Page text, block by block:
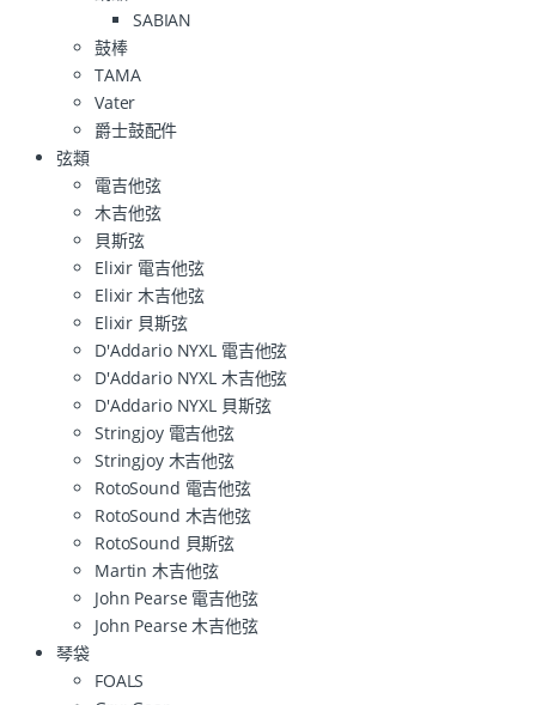
SABIAN
鼓棒
TAMA
Vater
爵士鼓配件
弦類
電吉他弦
木吉他弦
貝斯弦
Elixir 電吉他弦
Elixir 木吉他弦
Elixir 貝斯弦
D'Addario NYXL 電吉他弦
D'Addario NYXL 木吉他弦
D'Addario NYXL 貝斯弦
Stringjoy 電吉他弦
Stringjoy 木吉他弦
RotoSound 電吉他弦
RotoSound 木吉他弦
RotoSound 貝斯弦
Martin 木吉他弦
John Pearse 電吉他弦
John Pearse 木吉他弦
琴袋
FOALS